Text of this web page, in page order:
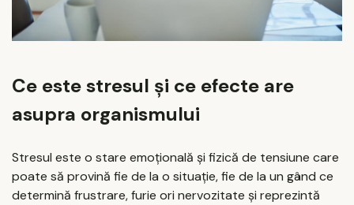
Ce este stresul și ce efecte are
asupra organismului
Stresul este o stare emoțională și fizică de tensiune care
poate să provină fie de la o situație, fie de la un gând ce
determină frustrare, furie ori nervozitate și reprezintă